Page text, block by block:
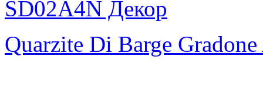
Quarzite Di Barge